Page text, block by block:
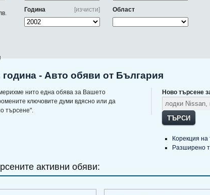
[изчисти]
Година Област
- Авто обяви от България
нито една обява за Вашето
ключовите думи вдясно или да
търсене".
Ново търсене
ТЪРСИ
Корекция
Разширено
активни обяви: